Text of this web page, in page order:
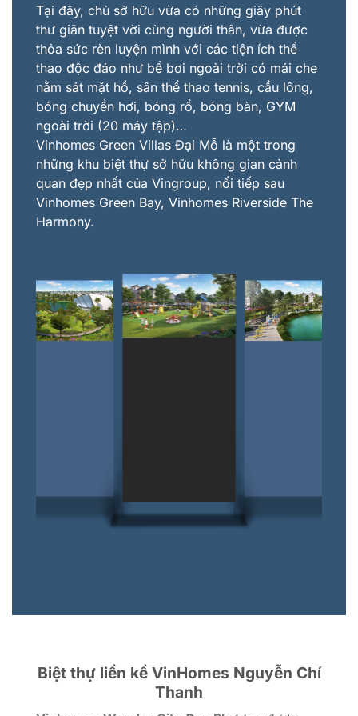
Tại đây, chủ sở hữu vừa có những giây phút
thư giãn tuyệt vời cùng người thân, vừa được
thỏa sức rèn luyện mình với các tiện ích thể
thao độc đáo như bể bơi ngoài trời có mái che
nằm sát mặt hồ, sân thể thao tennis, cầu lông,
bóng chuyền hơi, bóng rổ, bóng bàn, GYM
ngoài trời (20 máy tập)…
Vinhomes Green Villas Đại Mỗ là một trong
những khu biệt thự sở hữu không gian cảnh
quan đẹp nhất của Vingroup, nối tiếp sau
Vinhomes Green Bay, Vinhomes Riverside The
Harmony.
Biệt thự liền kề VinHomes Nguyễn Chí
Thanh